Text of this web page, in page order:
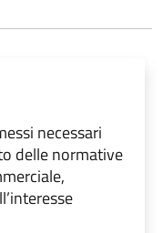
necessari
delle normative